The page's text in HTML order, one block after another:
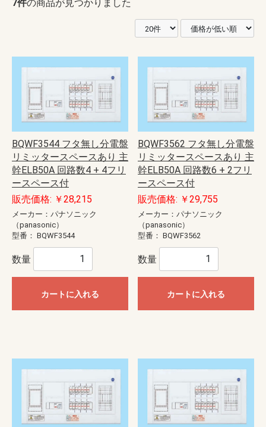
7件の商品が見つかりました
BQWF3544 フタ無し分電盤
リミッタースペースあり 主
幹ELB50A 回路数4 + 4フリ
ースペース付
販売価格: ￥28,215
メーカー：パナソニック
（panasonic）
型番： BQWF3544
数量
カートに入れる
BQWF3562 フタ無し分電盤
リミッタースペースあり 主
幹ELB50A 回路数6 + 2フリ
ースペース付
販売価格: ￥29,755
メーカー：パナソニック
（panasonic）
型番： BQWF3562
数量
カートに入れる